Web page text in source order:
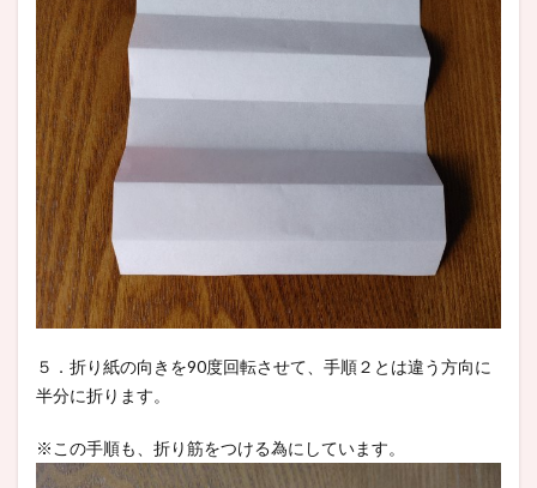
５．折り紙の向きを90度回転させて、手順２とは違う方向に
半分に折ります。
※この手順も、折り筋をつける為にしています。